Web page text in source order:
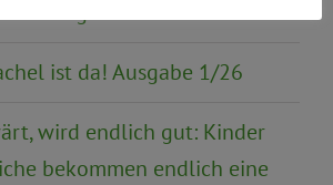
ist da! Ausgabe 1/26
wird endlich gut: Kinder
bekommen endlich eine